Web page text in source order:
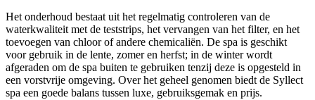
Het onderhoud bestaat uit het regelmatig controleren van de
waterkwaliteit met de teststrips, het vervangen van het filter, en het
toevoegen van chloor of andere chemicaliën. De spa is geschikt
voor gebruik in de lente, zomer en herfst; in de winter wordt
afgeraden om de spa buiten te gebruiken tenzij deze is opgesteld in
een vorstvrije omgeving. Over het geheel genomen biedt de Syllect
spa een goede balans tussen luxe, gebruiksgemak en prijs.